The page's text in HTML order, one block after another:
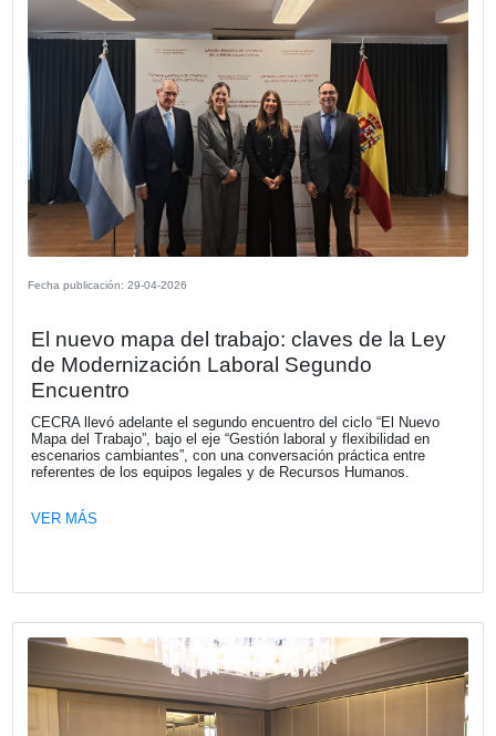
Encuentro Empresarial con el
la provincia de Neuquén Rolando
VER MÁS